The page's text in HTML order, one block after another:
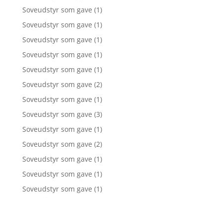
Soveudstyr som gave (1)
Soveudstyr som gave (1)
Soveudstyr som gave (1)
Soveudstyr som gave (1)
Soveudstyr som gave (1)
Soveudstyr som gave (2)
Soveudstyr som gave (1)
Soveudstyr som gave (3)
Soveudstyr som gave (1)
Soveudstyr som gave (2)
Soveudstyr som gave (1)
Soveudstyr som gave (1)
Soveudstyr som gave (1)